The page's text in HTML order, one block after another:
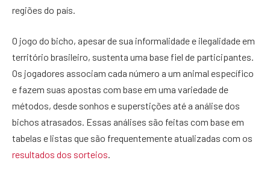
regiões do país.
O jogo do bicho, apesar de sua informalidade e ilegalidade em
território brasileiro, sustenta uma base fiel de participantes.
Os jogadores associam cada número a um animal específico
e fazem suas apostas com base em uma variedade de
métodos, desde sonhos e superstições até a análise dos
bichos atrasados. Essas análises são feitas com base em
tabelas e listas que são frequentemente atualizadas com os
resultados dos sorteios.